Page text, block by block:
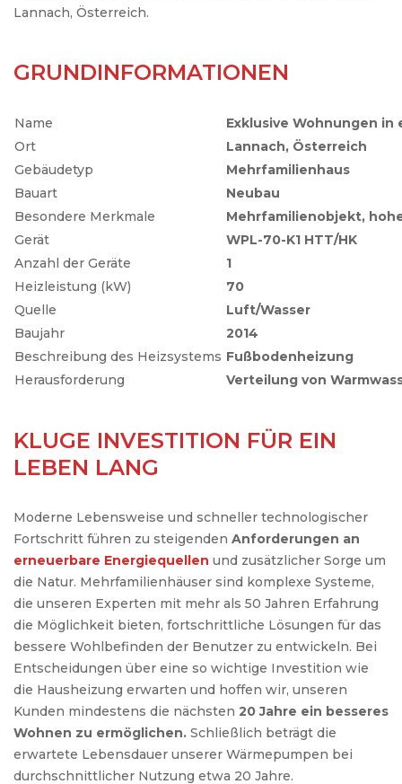
Lannach, Österreich.
GRUNDINFORMATIONEN
Name
Exklusive Wohnungen
Ort
Lannach, Österreich
Gebäudetyp
Mehrfamilienhaus
Bauart
Neubau
Besondere Merkmale
Mehrfamilienobjekt,
Gerät
WPL-70-K1 HTT/HK
Anzahl der Geräte
1
Heizleistung (kW)
70
Quelle
Luft/Wasser
Baujahr
2014
Beschreibung des Heizsystems Fußbodenheizung
Herausforderung
Verteilung von
KLUGE INVESTITION FÜR EIN
LEBEN LANG
Moderne Lebensweise und schneller technologischer
Fortschritt führen zu steigenden Anforderungen an
erneuerbare Energiequellen und zusätzlicher Sorge um
die Natur. Mehrfamilienhäuser sind komplexe Systeme,
die unseren Experten mit mehr als 50 Jahren Erfahrung
die Möglichkeit bieten, fortschrittliche Lösungen für das
bessere Wohlbefinden der Benutzer zu entwickeln. Bei
Entscheidungen über eine so wichtige Investition wie
die Hausheizung erwarten und hoffen wir, unseren
Kunden mindestens die nächsten 20 Jahre ein besseres
Wohnen zu ermöglichen. Schließlich beträgt die
erwartete Lebensdauer unserer Wärmepumpen bei
durchschnittlicher Nutzung etwa 20 Jahre.